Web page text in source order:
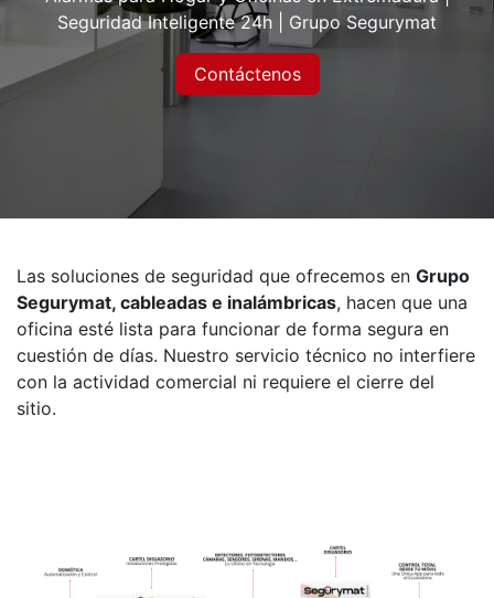
Seguridad Inteligente 24h | Grupo Segurymat
Contáctenos
Las soluciones de seguridad que ofrecemos en Grupo
Segurymat, cableadas e inalámbricas, hacen que una
oficina esté lista para funcionar de forma segura en
cuestión de días. Nuestro servicio técnico no interfiere
con la actividad comercial ni requiere el cierre del
sitio.